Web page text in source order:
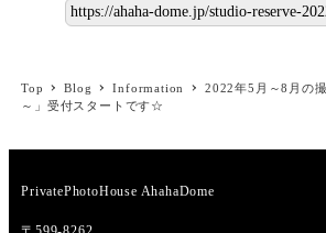
Top Blog Information
2022年5月～8月の
～」受付スタートです☆
PrivatePhotoHouse AhahaDome